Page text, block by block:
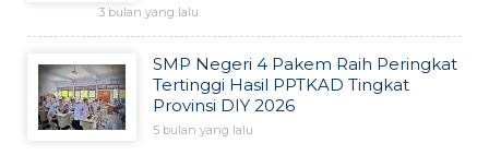
3 bulan yang lalu
SMP Negeri 4 Pakem Raih Peringkat
Tertinggi Hasil PPTKAD Tingkat
Provinsi DIY 2026
5 bulan yang lalu